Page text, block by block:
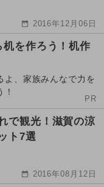
2016年12月06日
を作ろう！机作
よ、家族みんなで力を
PR
で観光！滋賀の涼
ト7選
2016年08月12日